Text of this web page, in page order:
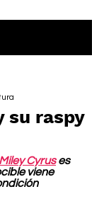
su raspy
Miley Cyrus es
viene